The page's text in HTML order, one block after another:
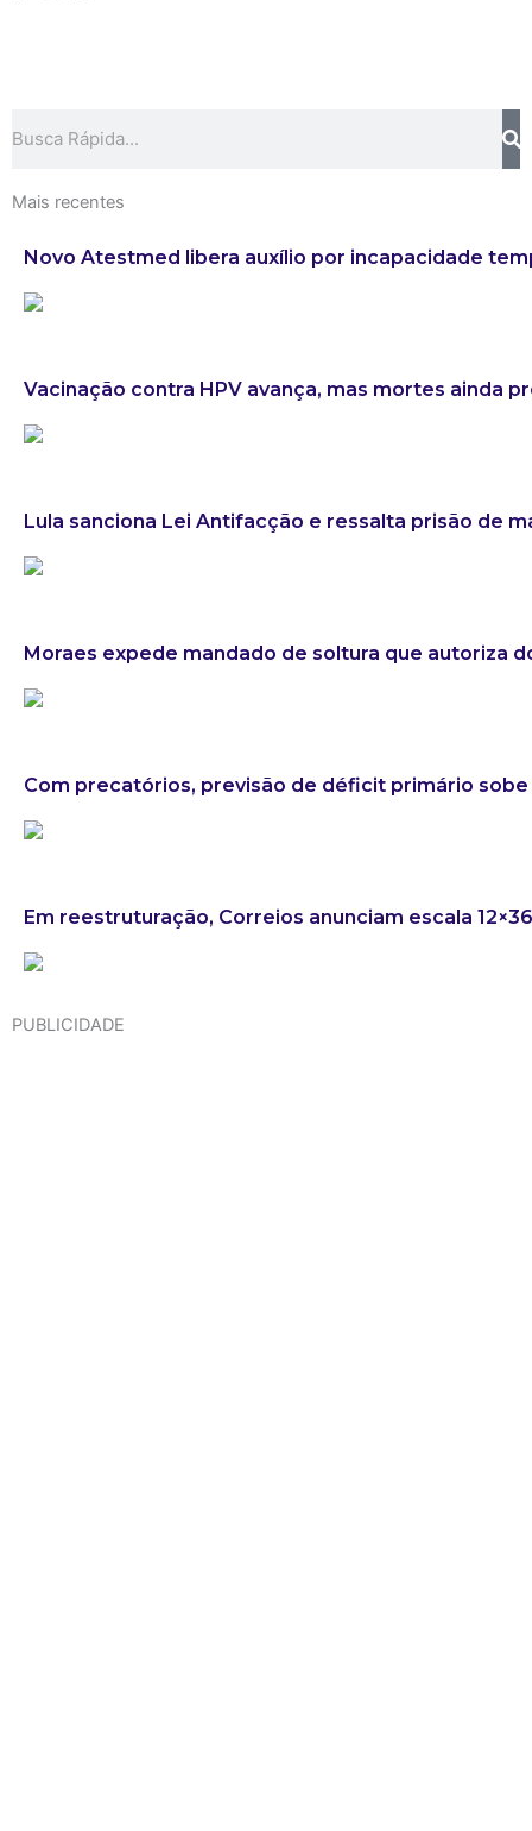
Mais recentes
Novo Atestmed libera auxílio por incapacidade
Vacinação contra HPV avança, mas mortes ainda
Lula sanciona Lei Antifacção e ressalta prisão de
Moraes expede mandado de soltura que autoriza
Com precatórios, previsão de déficit primário sobe
Em reestruturação, Correios anunciam escala
PUBLICIDADE